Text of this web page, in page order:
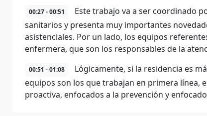
00:27 - 00:51
Este trabajo va a ser coordinado
sanitarios y presenta muy importantes
asistenciales. Por un lado, los equipos
enfermera, que son los responsables de la
00:51 - 01:08
Lógicamente, si la residencia es
equipos son los que trabajan en primera línea,
proactiva, enfocados a la prevención y